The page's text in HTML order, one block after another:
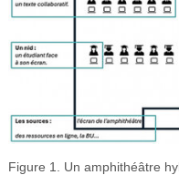
Figure 1. Un amphithéâtre